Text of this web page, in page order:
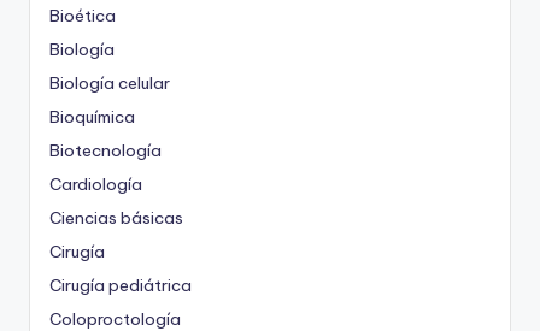
Bioética
Biología
Biología celular
Bioquímica
Biotecnología
Cardiología
Ciencias básicas
Cirugía
Cirugía pediátrica
Coloproctología